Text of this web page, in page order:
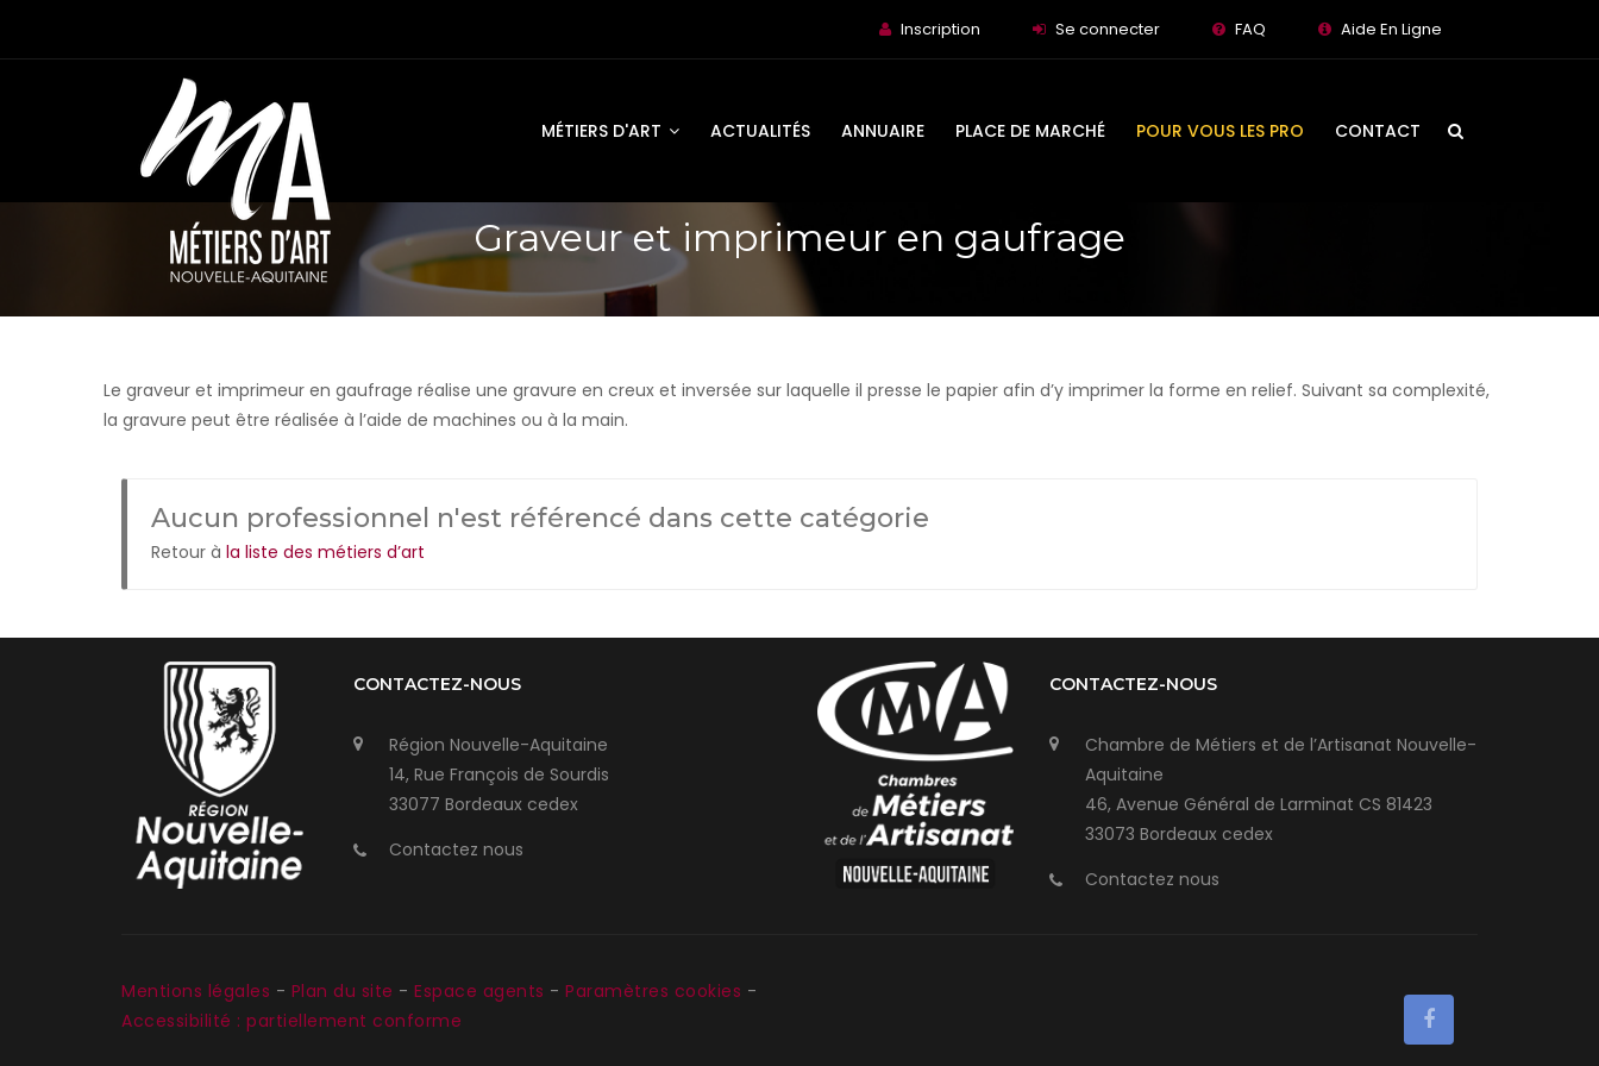
Inscription Se connecter FAQ Aide En Ligne
MÉTIERS D'ART ACTUALITÉS ANNUAIRE PLACE DE MARCHÉ POUR VOUS LES PRO CONTACT
Graveur et imprimeur en gaufrage
Le graveur et imprimeur en gaufrage réalise une gravure en creux et inversée sur laquelle il presse le papier afin d’y imprimer la forme en relief. Suivant sa complexité,
la gravure peut être réalisée à l’aide de machines ou à la main.
Aucun professionnel n'est référencé dans cette catégorie
Retour à la liste des métiers d’art
CONTACTEZ-NOUS
Région Nouvelle-Aquitaine
14, Rue François de Sourdis
33077 Bordeaux cedex
Contactez nous
CONTACTEZ-NOUS
Chambre de Métiers et de l’Artisanat Nouvelle-
Aquitaine
46, Avenue Général de Larminat CS 81423
33073 Bordeaux cedex
Contactez nous
Mentions légales - Plan du site - Espace agents - Paramètres cookies -
Accessibilité : partiellement conforme